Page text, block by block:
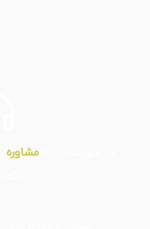
در صورت نیاز بهمشاوره